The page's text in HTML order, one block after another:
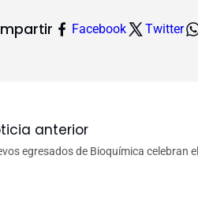
Facebook Twitter
anterior
egresados de Bioquímica celebran el